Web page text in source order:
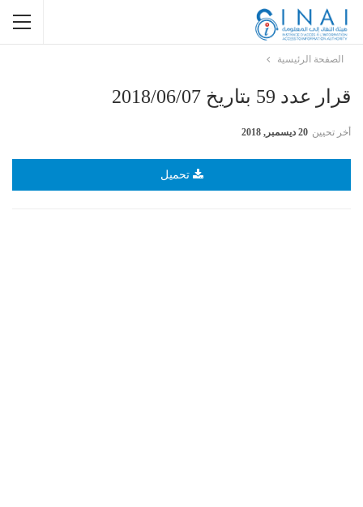
الصفحة الرئيسية
قرار عدد 59 بتاريخ 2018/06/07
أخر تحيين 20 ديسمبر, 2018
تحميل